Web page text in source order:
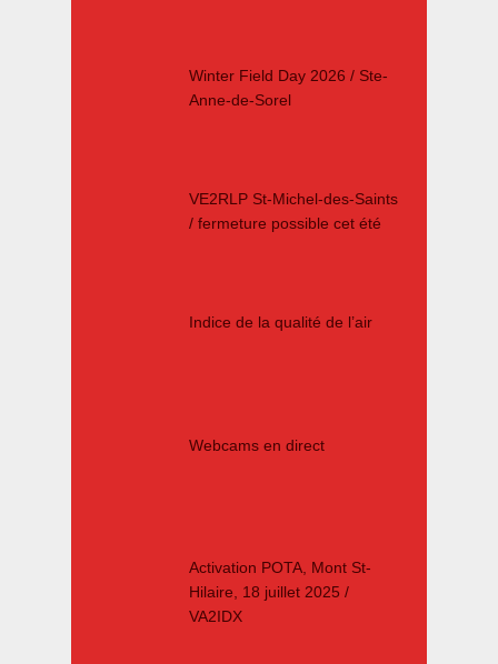
Winter Field Day 2026 / Ste-
Anne-de-Sorel
VE2RLP St-Michel-des-Saints
/ fermeture possible cet été
Indice de la qualité de l’air
Webcams en direct
Activation POTA, Mont St-
Hilaire, 18 juillet 2025 /
VA2IDX